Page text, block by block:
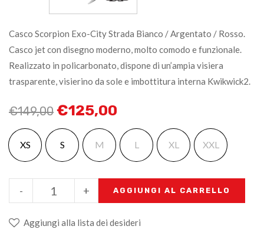
Casco Scorpion Exo-City Strada Bianco / Argentato / Rosso.
Casco jet con disegno moderno, molto comodo e funzionale.
Realizzato in policarbonato, dispone di un’ampia visiera
trasparente, visierino da sole e imbottitura interna Kwikwick2.
€149,00 €125,00
XS S M L XL XXL
+
- AGGIUNGI AL CARRELLO
Aggiungi alla lista dei desideri